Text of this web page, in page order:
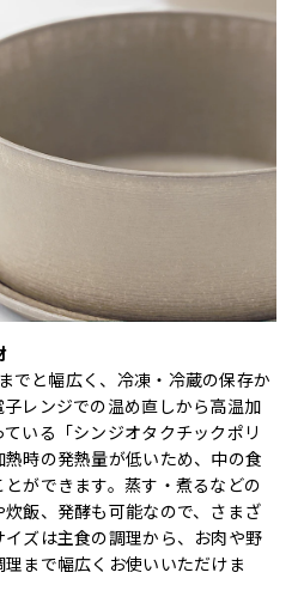
と幅広く、冷凍・冷蔵の保存か
レンジでの温め直しから高温加
いる「シンジオタクチックポリ
時の発熱量が低いため、中の食
ができます。蒸す・煮るなどの
飯、発酵も可能なので、さまざ
ズは主食の調理から、お肉や野
まで幅広くお使いいただけま